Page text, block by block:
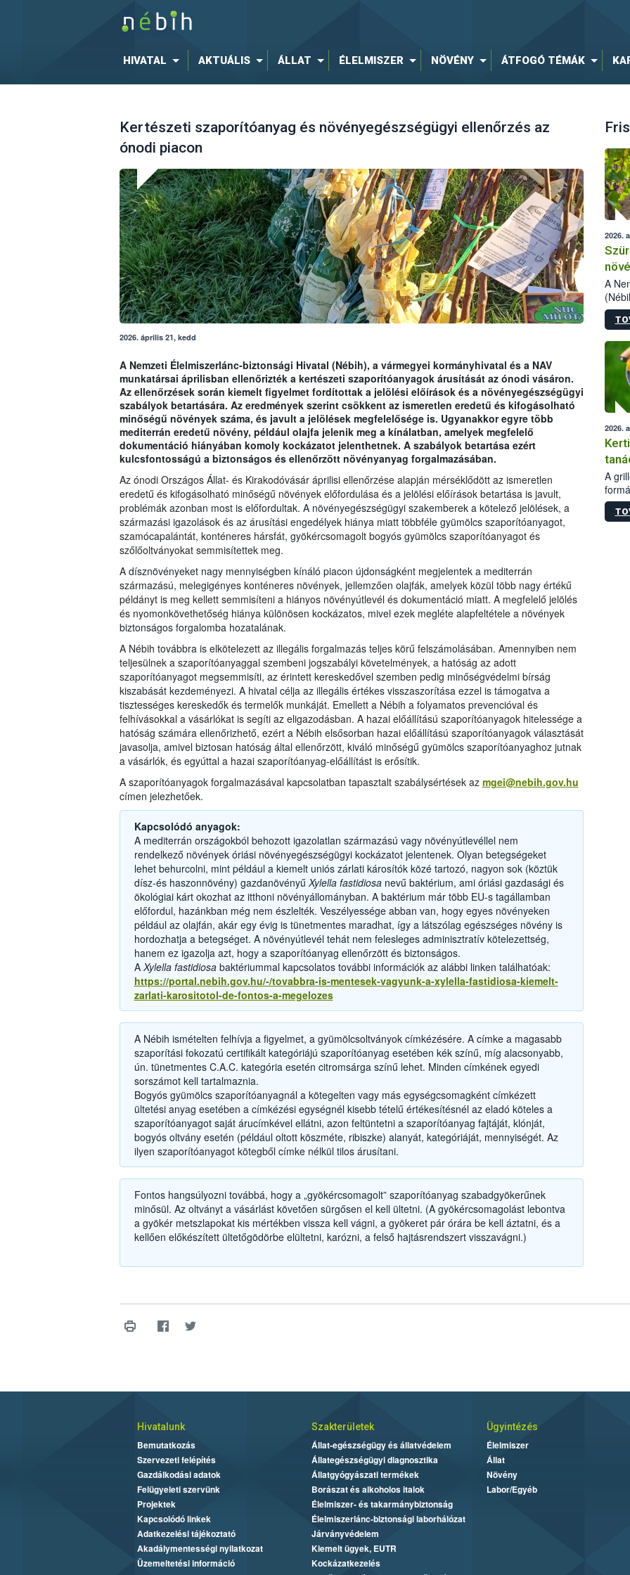
HIVATAL AKTUÁLIS ÁLLAT ÉLELMISZER NÖVÉNY ÁTFOGÓ TÉMÁK
Kertészeti szaporítóanyag és növényegészségügyi ellenőrzés az
ónodi piacon
2026. április 21, kedd
A Nemzeti Élelmiszerlánc-biztonsági Hivatal (Nébih), a vármegyei kormányhivatal és a NAV
munkatársai áprilisban ellenőrizték a kertészeti szaporítóanyagok árusítását az ónodi vásáron.
Az ellenőrzések során kiemelt figyelmet fordítottak a jelölési előírások és a növényegészségügyi
szabályok betartására. Az eredmények szerint csökkent az ismeretlen eredetű és kifogásolható
minőségű növények száma, és javult a jelölések megfelelősége is. Ugyanakkor egyre több
mediterrán eredetű növény, például olajfa jelenik meg a kínálatban, amelyek megfelelő
dokumentáció hiányában komoly kockázatot jelenthetnek. A szabályok betartása ezért
kulcsfontosságú a biztonságos és ellenőrzött növényanyag forgalmazásában.
Az ónodi Országos Állat- és Kirakodóvásár áprilisi ellenőrzése alapján mérséklődött az ismeretlen
eredetű és kifogásolható minőségű növények előfordulása és a jelölési előírások betartása is javult,
problémák azonban most is előfordultak. A növényegészségügyi szakemberek a kötelező jelölések, a
származási igazolások és az árusítási engedélyek hiánya miatt többféle gyümölcs szaporítóanyagot,
szamócapalántát, konténeres hársfát, gyökércsomagolt bogyós gyümölcs szaporítóanyagot és
szőlőoltványokat semmisítettek meg.
A dísznövényeket nagy mennyiségben kínáló piacon újdonságként megjelentek a mediterrán
származású, melegigényes konténeres növények, jellemzően olajfák, amelyek közül több nagy értékű
példányt is meg kellett semmisíteni a hiányos növényútlevél és dokumentáció miatt. A megfelelő jelölés
és nyomonkövethetőség hiánya különösen kockázatos, mivel ezek megléte alapfeltétele a növények
biztonságos forgalomba hozatalának.
A Nébih továbbra is elkötelezett az illegális forgalmazás teljes körű felszámolásában. Amennyiben nem
teljesülnek a szaporítóanyaggal szembeni jogszabályi követelmények, a hatóság az adott
szaporítóanyagot megsemmisíti, az érintett kereskedővel szemben pedig minőségvédelmi bírság
kiszabását kezdeményezi. A hivatal célja az illegális értékes visszaszorítása ezzel is támogatva a
tisztességes kereskedők és termelők munkáját. Emellett a Nébih a folyamatos prevencióval és
felhívásokkal a vásárlókat is segíti az eligazodásban. A hazai előállítású szaporítóanyagok hitelessége a
hatóság számára ellenőrizhető, ezért a Nébih elsősorban hazai előállítású szaporítóanyagok választását
javasolja, amivel biztosan hatóság által ellenőrzött, kiváló minőségű gyümölcs szaporítóanyaghoz jutnak
a vásárlók, és egyúttal a hazai szaporítóanyag-előállítást is erősítik.
A szaporítóanyagok forgalmazásával kapcsolatban tapasztalt szabálysértések az mgei@nebih.gov.hu
címen jelezhetőek.
Kapcsolódó anyagok:
A mediterrán országokból behozott igazolatlan származású vagy növényútlevéllel nem
rendelkező növények óriási növényegészségügyi kockázatot jelentenek. Olyan betegségeket
lehet behurcolni, mint például a kiemelt uniós zárlati károsítók közé tartozó, nagyon sok (köztük
dísz-és haszonnövény) gazdanövényű Xylella fastidiosanevű baktérium, ami óriási gazdasági és
ökológiai kárt okozhat az itthoni növényállományban. A baktérium már több EU-s tagállamban
előfordul, hazánkban még nem észlelték. Veszélyessége abban van, hogy egyes növényeken
például az olajfán, akár egy évig is tünetmentes maradhat, így a látszólag egészséges növény is
hordozhatja a betegséget. A növényútlevél tehát nem felesleges adminisztratív kötelezettség,
hanem ez igazolja azt, hogy a szaporítóanyag ellenőrzött és biztonságos.
A Xylella fastidiosabaktériummal kapcsolatos további információk az alábbi linken találhatóak:
https://portal.nebih.gov.hu/-/tovabbra-is-mentesek-vagyunk-a-xylella-fastidiosa-kiemelt-
zarlati-karositotol-de-fontos-a-megelozes
A Nébih ismételten felhívja a figyelmet, a gyümölcsoltványok címkézésére. A címke a magasabb
szaporítási fokozatú certifikált kategóriájú szaporítóanyag esetében kék színű, míg alacsonyabb,
ún. tünetmentes C.A.C. kategória esetén citromsárga színű lehet. Minden címkének egyedi
sorszámot kell tartalmaznia.
Bogyós gyümölcs szaporítóanyagnál a kötegelten vagy más egységcsomagként címkézett
ültetési anyag esetében a címkézési egységnél kisebb tételű értékesítésnél az eladó köteles a
szaporítóanyagot saját árucímkével ellátni, azon feltüntetni a szaporítóanyag fajtáját, klónját,
bogyós oltvány esetén (például oltott köszméte, ribiszke) alanyát, kategóriáját, mennyiségét. Az
ilyen szaporítóanyagot kötegből címke nélkül tilos árusítani.
Fontos hangsúlyozni továbbá, hogy a „gyökércsomagolt” szaporítóanyag szabadgyökerűnek
minősül. Az oltványt a vásárlást követően sürgősen el kell ültetni. (A gyökércsomagolást lebontva
a gyökér metszlapokat kis mértékben vissza kell vágni, a gyökeret pár órára be kell áztatni, és a
kellően előkészített ültetőgödörbe elültetni, karózni, a felső hajtásrendszert visszavágni.)
2026.
A
Az
2026.
A
Hivatalunk
Bemutatkozás
Szervezeti felépítés
Gazdálkodási adatok
Felügyeleti szervünk
Projektek
Kapcsolódó linkek
Adatkezelési tájékoztató
Akadálymentességi nyilatkozat
Üzemeltetési információ
Szakterületek
Állat-egészségügy és állatvédelem
Állategészségügyi diagnosztika
Állatgyógyászati termékek
Borászat és alkoholos italok
Élelmiszer- és takarmánybiztonság
Élelmiszerlánc-biztonsági laborhálózat
Járványvédelem
Kiemelt ügyek, EUTR
Kockázatkezelés
Ügyintézés
Élelmiszer
Állat
Növény
Labor/Egyéb